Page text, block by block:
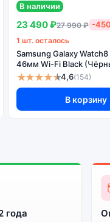
Samsung Galaxy
Graphite
(Графитовый
серый)
В наличии
23 490 ₽27 990 ₽ -
1 шт. осталось
Samsung Galaxy
46мм Wi-Fi Black
★★★★★4,6(154)
В корзину
года